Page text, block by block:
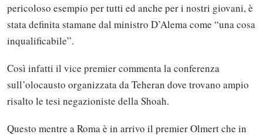
pericoloso esempio per tutti ed anche per i nostri giovani, è
stata definita stamane dal ministro D’Alema come “una cosa
inqualificabile”.
Così infatti il vice premier commenta la conferenza
sull’olocausto organizzata da Teheran dove trovano ampio
risalto le tesi negazioniste della Shoah.
Questo mentre a Roma è in arrivo il premier Olmert che in